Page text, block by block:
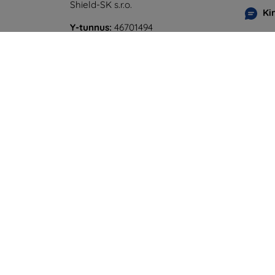
Shield-SK s.r.o.
Y-tunnus: 46701494